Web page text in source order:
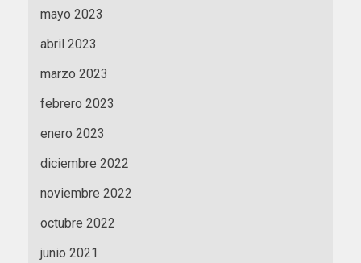
mayo 2023
abril 2023
marzo 2023
febrero 2023
enero 2023
diciembre 2022
noviembre 2022
octubre 2022
junio 2021